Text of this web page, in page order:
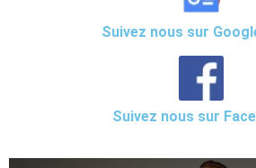
Suivez nous sur
Suivez nous sur